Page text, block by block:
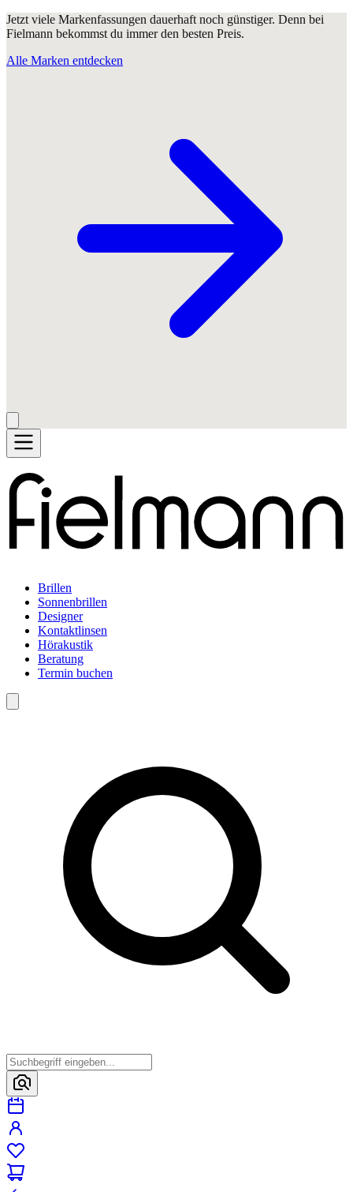
Jetzt viele Markenfassungen dauerhaft noch günstiger. Denn bei
Fielmann bekommst du immer den besten Preis.
Alle Marken entdecken
Brillen
Sonnenbrillen
Designer
Kontaktlinsen
Hörakustik
Beratung
Termin buchen